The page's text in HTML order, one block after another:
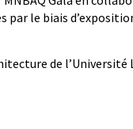
par le biais
de